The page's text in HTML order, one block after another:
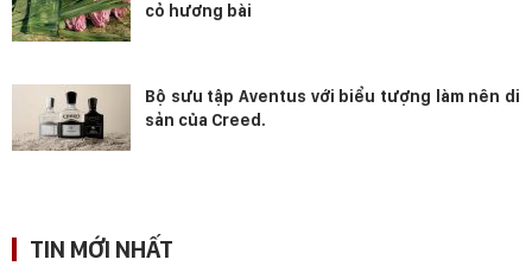
cỏ hương bài
Bộ sưu tập Aventus với biểu tượng làm nên di
sản của Creed.
TIN MỚI NHẤT